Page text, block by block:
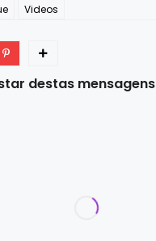
Videos
destas mensagens